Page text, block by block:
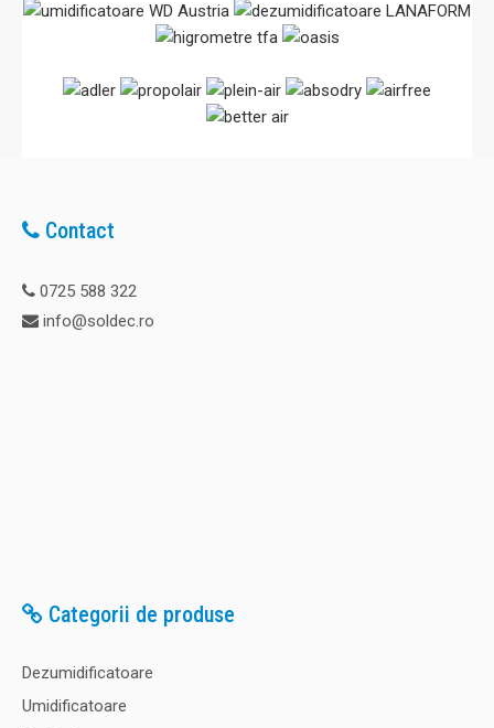
Contact
0725 588 322
info@soldec.ro
Categorii de produse
Dezumidificatoare
Umidificatoare